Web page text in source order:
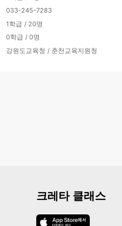
033-245-7283
1학급 / 20명
0학급 / 0명
강원도교육청 / 춘천교육지원청
크레타 클래스